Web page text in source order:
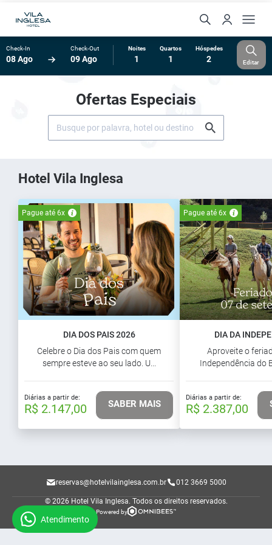
Check-In
08 Ago
Check-Out
09 Ago
Noites
1
Quartos
1
Hóspedes
2 Editar
Ofertas Especiais
Hotel Vila Inglesa
Pague até 6x
DIA DOS PAIS 2026
Celebre o Dia dos Pais com quem
sempre esteve ao seu lado. U...
Diárias a partir de:
R$ 2.147,00 SABER MAIS
Pague até 6x
DIA DA
Aproveite o
Independência do
Diárias a partir de:
R$ 2.387,00
reservas@hotelvilainglesa.com.br 012 3669 5000
© 2026 Hotel Vila Inglesa. Todos os direitos reservados.
Powered by
Atendimento